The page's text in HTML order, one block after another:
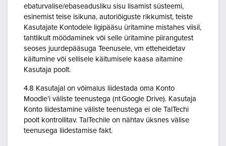
ebaturvalise/ebaseadusliku sisu lisamist süsteemi,
esinemist teise isikuna, autoriõiguste rikkumist, teiste
Kasutajate Kontodele ligipääsu üritamine mistahes viisil,
tahtlikult möödaminek või selle üritamine piirangutest
seoses juurdepääsuga Teenusele, vm etteheidetav
käitumine või sellisele käitumisele kaasa aitamine
Kasutaja poolt.
4.8 Kasutajal on võimalus liidestada oma Konto
Moodle’i väliste teenustega (nt Google Drive). Kasutaja
Konto liidestamine väliste teenustega ei ole TalTechi
poolt kontrollitav. TalTechile on nähtav üksnes välise
teenusega liidestamise fakt.